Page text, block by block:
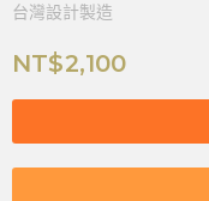
台灣設計製造
NT$2,100